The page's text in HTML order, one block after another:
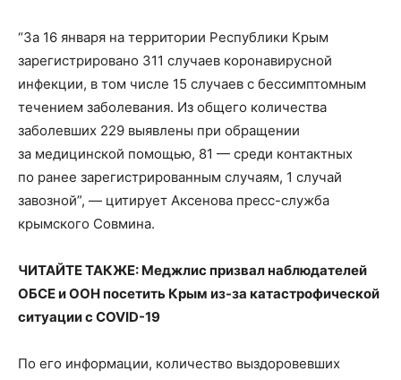
“За 16 января на территории Республики Крым
зарегистрировано 311 случаев коронавирусной
инфекции, в том числе 15 случаев с бессимптомным
течением заболевания. Из общего количества
заболевших 229 выявлены при обращении
за медицинской помощью, 81 — среди контактных
по ранее зарегистрированным случаям, 1 случай
завозной”, — цитирует Аксенова пресс-служба
крымского Совмина.
ЧИТАЙТЕ ТАКЖЕ: Меджлис призвал наблюдателей
ОБСЕ и ООН посетить Крым из-за катастрофической
ситуации с COVID-19
По его информации, количество выздоровевших